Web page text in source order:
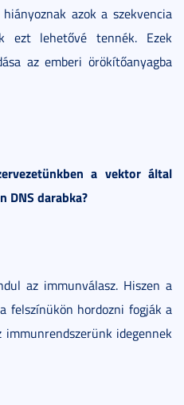
azok a szekvencia
ezt lehetővé tennék. Ezek
az emberi örökítőanyagba
a vektor által
DNS darabka?
az immunválasz. Hiszen a
felszínükön hordozni fogják a
idegennek